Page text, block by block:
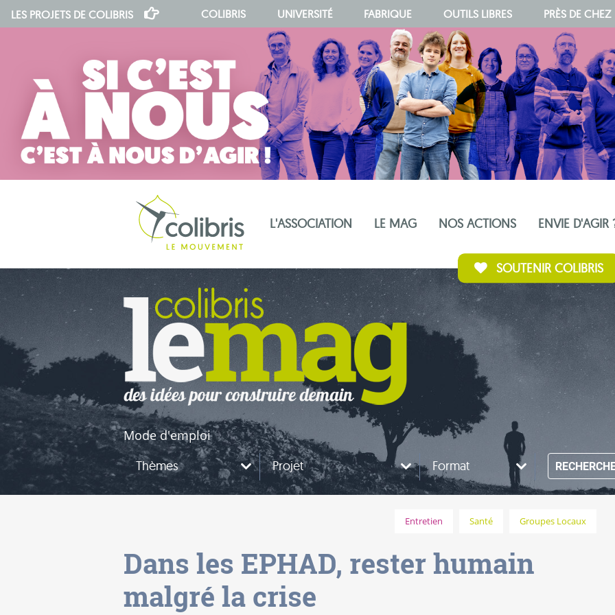
LES PROJETS DE COLIBRIS COLIBRIS UNIVERSITÉ FABRIQUE OUTILS LIBRES PRÈS DE
L'ASSOCIATION LE MAG NOS ACTIONS ENVIE D'AGIR
indépendance
SOUTENIR COLIBRIS
Mode d'emploi
Thèmes Projet Format
Entretien Santé Groupes Locaux
Dans les EPHAD, rester humain
malgré la crise